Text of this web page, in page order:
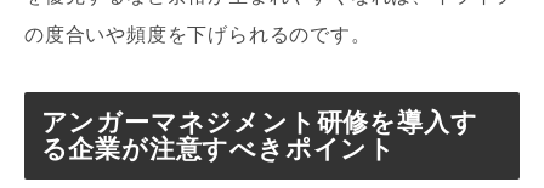
の度合いや頻度を下げられるのです。
アンガーマネジメント研修を導入す
る企業が注意すべきポイント